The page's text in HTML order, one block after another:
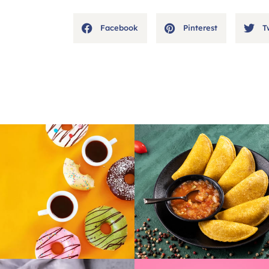
Facebook Pinterest